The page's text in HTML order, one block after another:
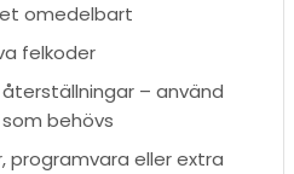
omedelbart
felkoder
– använd
behövs
programvara eller extra